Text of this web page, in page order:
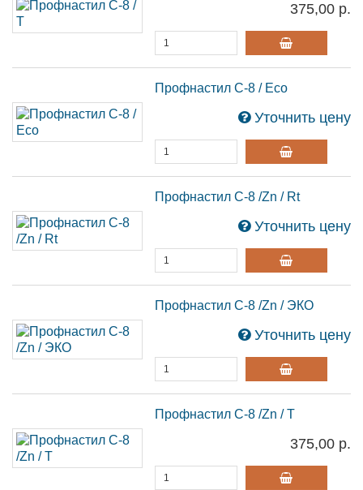
375,00 р.
Профнастил С-8 / Eco
Уточнить цену
Профнастил С-8 /Zn / Rt
Уточнить цену
Профнастил С-8 /Zn / ЭКО
Уточнить цену
Профнастил С-8 /Zn / Т
375,00 р.